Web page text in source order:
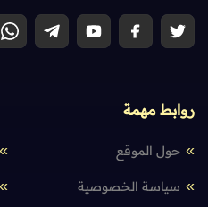
روابط مهمة
حول الموقع
سياسة الخصوصية